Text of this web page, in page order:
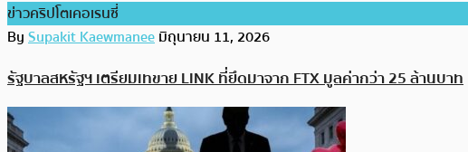
ข่าวคริปโตเคอเรนซี่
BySupakit Kaewmaneeมิถุนายน 11, 2026
รัฐบาลสหรัฐฯ เตรียมเทขาย LINK ที่ยึดมาจาก FTX มูลค่ากว่า 25 ล้านบาท